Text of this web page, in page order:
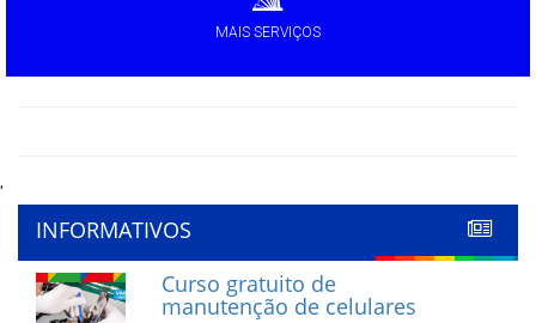
MAIS SERVIÇOS
'
INFORMATIVOS
Curso gratuito de
manutenção de celulares